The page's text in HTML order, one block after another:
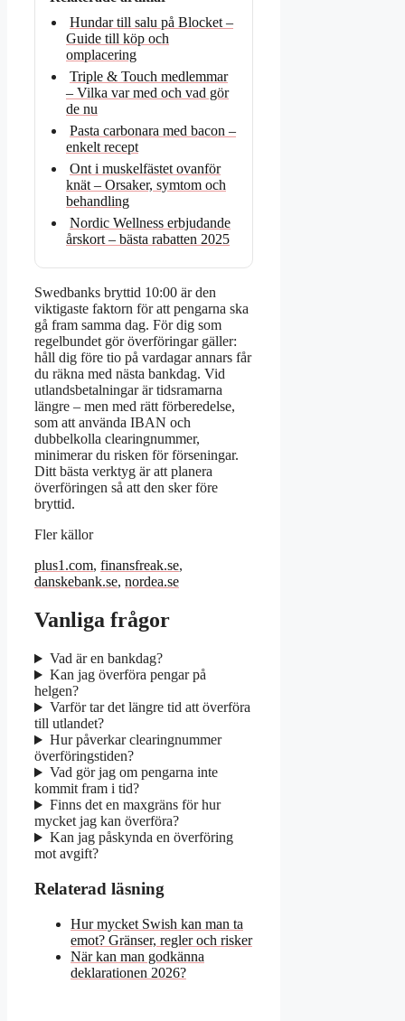
Hundar till salu på Blocket –
Guide till köp och
omplacering
Triple & Touch medlemmar
– Vilka var med och vad gör
de nu
Pasta carbonara med bacon –
enkelt recept
Ont i muskelfästet ovanför
knät – Orsaker, symtom och
behandling
Nordic Wellness erbjudande
årskort – bästa rabatten 2025
Swedbanks bryttid 10:00 är den
viktigaste faktorn för att pengarna ska
gå fram samma dag. För dig som
regelbundet gör överföringar gäller:
håll dig före tio på vardagar annars får
du räkna med nästa bankdag. Vid
utlandsbetalningar är tidsramarna
längre – men med rätt förberedelse,
som att använda IBAN och
dubbelkolla clearingnummer,
minimerar du risken för förseningar.
Ditt bästa verktyg är att planera
överföringen så att den sker före
bryttid.
Fler källor
plus1.com, finansfreak.se,
danskebank.se, nordea.se
Vanliga frågor
Vad är en bankdag?
Kan jag överföra pengar på
helgen?
Varför tar det längre tid att överföra
till utlandet?
Hur påverkar clearingnummer
överföringstiden?
Vad gör jag om pengarna inte
kommit fram i tid?
Finns det en maxgräns för hur
mycket jag kan överföra?
Kan jag påskynda en överföring
mot avgift?
Relaterad läsning
Hur mycket Swish kan man ta
emot? Gränser, regler och risker
När kan man godkänna
deklarationen 2026?